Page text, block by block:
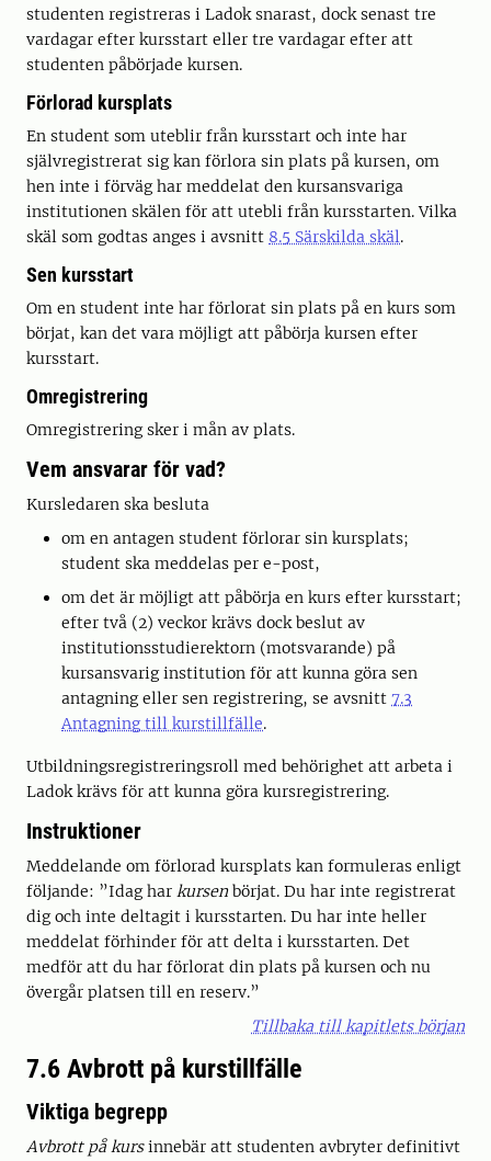
studenten registreras i Ladok snarast, dock senast tre
vardagar efter kursstart eller tre vardagar efter att
studenten påbörjade kursen.
Förlorad kursplats
En student som uteblir från kursstart och inte har
självregistrerat sig kan förlora sin plats på kursen, om
hen inte i förväg har meddelat den kursansvariga
institutionen skälen för att utebli från kursstarten. Vilka
skäl som godtas anges i avsnitt 8.5 Särskilda skäl.
Sen kursstart
Om en student inte har förlorat sin plats på en kurs som
börjat, kan det vara möjligt att påbörja kursen efter
kursstart.
Omregistrering
Omregistrering sker i mån av plats.
Vem ansvarar för vad?
Kursledaren ska besluta
om en antagen student förlorar sin kursplats;
student ska meddelas per e-post,
om det är möjligt att påbörja en kurs efter kursstart;
efter två (2) veckor krävs dock beslut av
institutionsstudierektorn (motsvarande) på
kursansvarig institution för att kunna göra sen
antagning eller sen registrering, se avsnitt 7.3
Antagning till kurstillfälle.
Utbildningsregistreringsroll med behörighet att arbeta i
Ladok krävs för att kunna göra kursregistrering.
Instruktioner
Meddelande om förlorad kursplats kan formuleras enligt
följande: ”Idag har kursenbörjat. Du har inte registrerat
dig och inte deltagit i kursstarten. Du har inte heller
meddelat förhinder för att delta i kursstarten. Det
medför att du har förlorat din plats på kursen och nu
övergår platsen till en reserv.”
Tillbaka till kapitlets början
7.6 Avbrott på kurstillfälle
Viktiga begrepp
Avbrott på kursinnebär att studenten avbryter definitivt